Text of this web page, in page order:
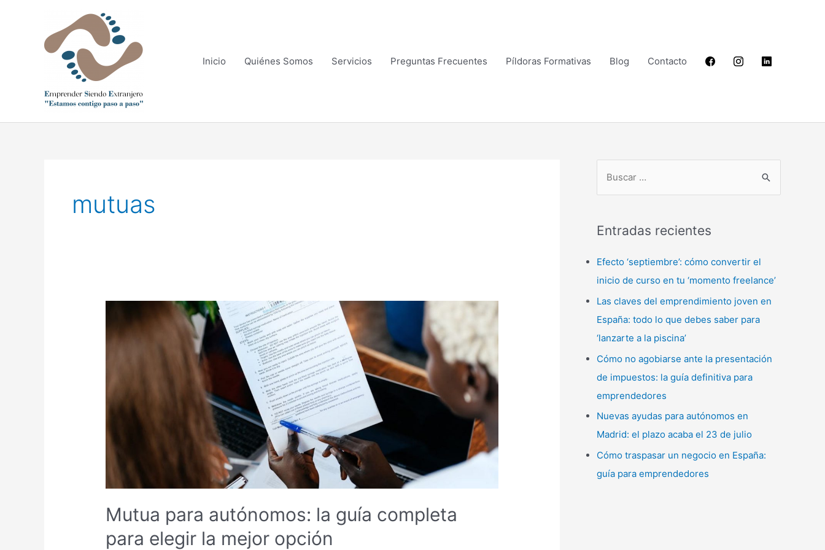
Inicio Quiénes Somos Servicios Preguntas Frecuentes Píldoras Formativas Blog Contacto
mutuas
Mutua para autónomos: la guía completa
para elegir la mejor opción
autónomos:
para
u
c
o
r
Entradas recientes
Efecto ‘septiembre’: cómo convertir el
inicio de curso en tu ‘momento freelance’
Las claves del emprendimiento joven en
España: todo lo que debes saber para
‘lanzarte a la piscina’
Cómo no agobiarse ante la presentación
de impuestos: la guía definitiva para
emprendedores
Nuevas ayudas para autónomos en
Madrid: el plazo acaba el 23 de julio
Cómo traspasar un negocio en España:
guía para emprendedores